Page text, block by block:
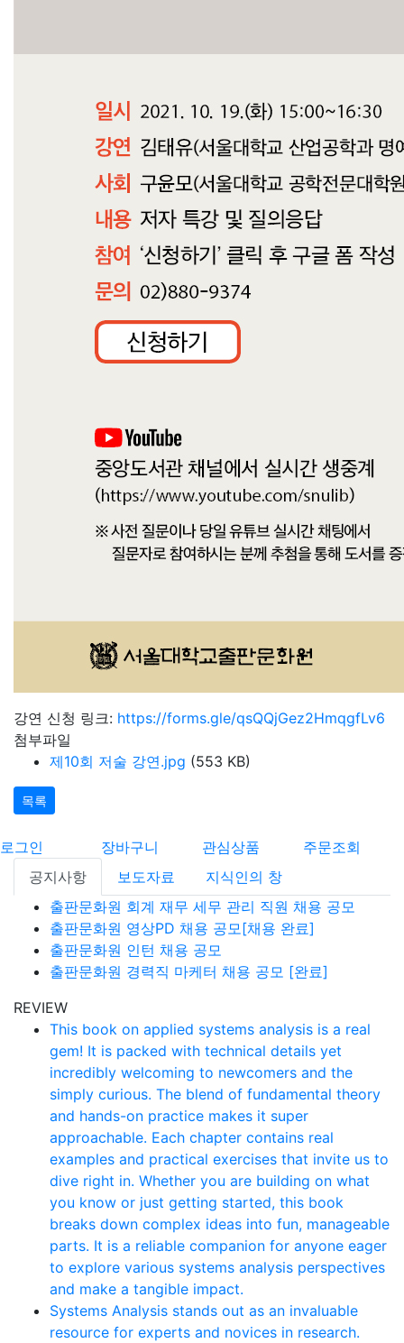
강연 신청 링크: https://forms.gle/qsQQjGez2HmqgfLv6
첨부파일
제10회 저술 강연.jpg (553 KB)
목록
로그인 장바구니 관심상품
주문조회
공지사항
보도자료
지식인의 창
출판문화원 회계 재무 세무 관리 직원 채용 공모
출판문화원 영상PD 채용 공모[채용 완료]
출판문화원 인턴 채용 공모
출판문화원 경력직 마케터 채용 공모 [완료]
REVIEW
This book on applied systems analysis is a real
gem! It is packed with technical details yet
incredibly welcoming to newcomers and the
simply curious. The blend of fundamental theory
and hands-on practice makes it super
approachable. Each chapter contains real
examples and practical exercises that invite us to
dive right in. Whether you are building on what
you know or just getting started, this book
breaks down complex ideas into fun, manageable
parts. It is a reliable companion for anyone eager
to explore various systems analysis perspectives
and make a tangible impact.
Systems Analysis stands out as an invaluable
resource for experts and novices in research.